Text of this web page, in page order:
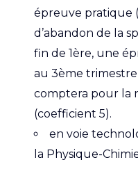
épreuve pratique
d’abandon de la
fin de 1ère, une
au 3ème trimestre
comptera pour la
(coefficient 5).
en voie
la Physique-